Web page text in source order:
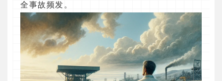
全事故频发。